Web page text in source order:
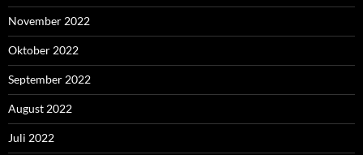
November 2022
Oktober 2022
September 2022
August 2022
Juli 2022